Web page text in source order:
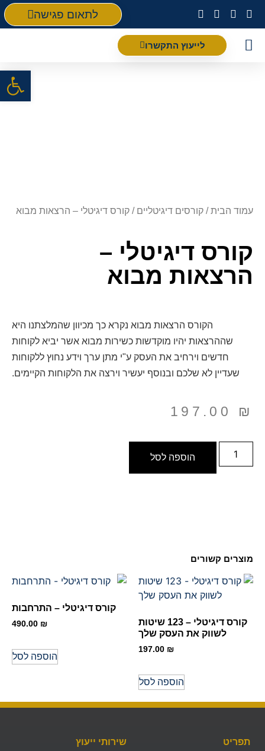
לתאום פגישה
לייעוץ התקשרו
עמוד הבית/ קורסים דיגיטליים / קורס דיגיטלי – הרצאות מבוא
קורס דיגיטלי –
הרצאות מבוא
הקורס הרצאות מבוא נקרא כך מכיוון שהמלצתנו היא
שההרצאות יהיו מוקדשות כשירות מבוא אשר יביא לקוחות
חדשים וירחיב את העסק ע"י מתן ערך וידע נחוץ ללקוחות
שעדיין לא שלכם ובנוסף יעשיר וירצה את הלקוחות הקיימים.
197.00 ₪
הוספה לסל
מוצרים קשורים
קורס דיגיטלי – 123 שיטות
לשווק את העסק שלך
197.00 ₪
הוספה לסל
קורס דיגיטלי – התרחבות
490.00 ₪
הוספה לסל
תפריט שירותי ייעוץ
פתח